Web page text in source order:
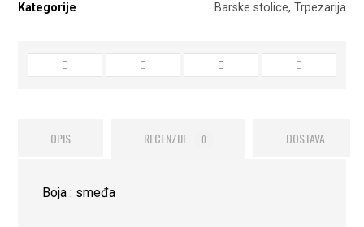
Kategorije Barske stolice, Trpezarija
OPIS RECENZIJE 0 DOSTAVA
Boja : smeđa